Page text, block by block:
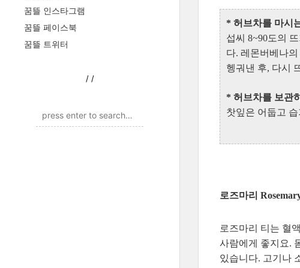
꿈뜰 인스타그램
꿈뜰 페이스북
꿈뜰 트위터
/ /
* 허브차를 마시
섭씨 8~90도의
다. 레몬버베나
헹궈낸 후, 다시
* 허브차를 보관
찻잎은 어둡고
로즈마리
로즈마리 티는 혈
사람에게 좋지요.
있습니다. 고기나